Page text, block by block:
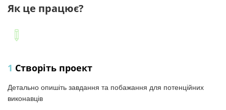
Як це працює?
1 Створіть проект
Детально опишіть завдання та побажання для потенційних
виконавців